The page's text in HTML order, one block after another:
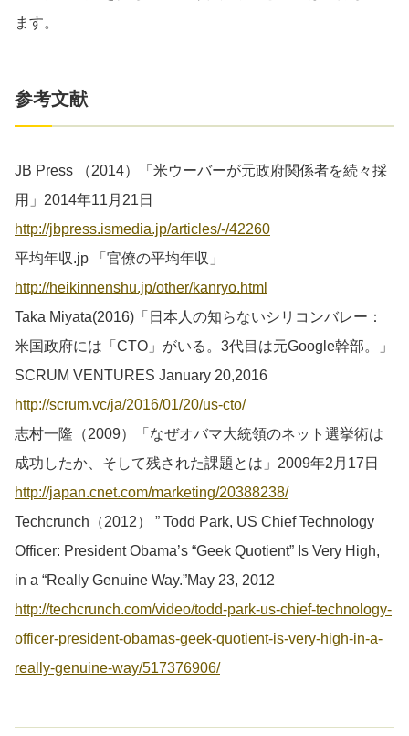
ます。
参考文献
JB Press （2014）「米ウーバーが元政府関係者を続々採
用」2014年11月21日
http://jbpress.ismedia.jp/articles/-/42260
平均年収.jp 「官僚の平均年収」
http://heikinnenshu.jp/other/kanryo.html
Taka Miyata(2016)「日本人の知らないシリコンバレー：
米国政府には「CTO」がいる。3代目は元Google幹部。」
SCRUM VENTURES January 20,2016
http://scrum.vc/ja/2016/01/20/us-cto/
志村一隆（2009）「なぜオバマ大統領のネット選挙術は
成功したか、そして残された課題とは」2009年2月17日
http://japan.cnet.com/marketing/20388238/
Techcrunch（2012） ” Todd Park, US Chief Technology
Officer: President Obama’s “Geek Quotient” Is Very High,
in a “Really Genuine Way.”May 23, 2012
http://techcrunch.com/video/todd-park-us-chief-technology-
officer-president-obamas-geek-quotient-is-very-high-in-a-
really-genuine-way/517376906/